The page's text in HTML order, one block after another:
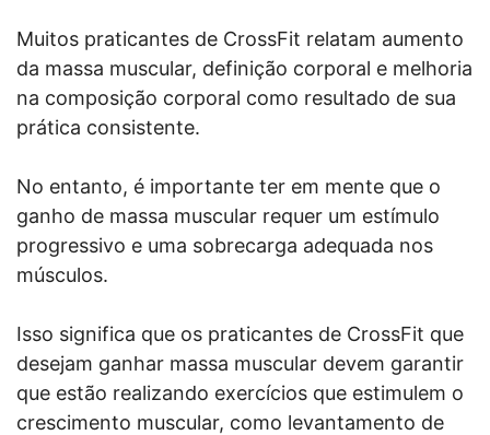
Muitos praticantes de CrossFit relatam aumento
da massa muscular, definição corporal e melhoria
na composição corporal como resultado de sua
prática consistente.
No entanto, é importante ter em mente que o
ganho de massa muscular requer um estímulo
progressivo e uma sobrecarga adequada nos
músculos.
Isso significa que os praticantes de CrossFit que
desejam ganhar massa muscular devem garantir
que estão realizando exercícios que estimulem o
crescimento muscular, como levantamento de